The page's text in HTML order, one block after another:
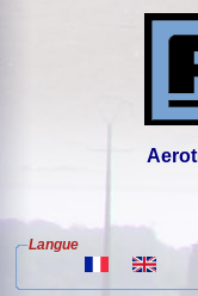
Langue